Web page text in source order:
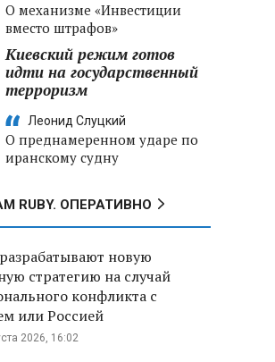
О механизме «Инвестиции
вместо штрафов»
Киевский режим готов
идти на государственный
терроризм
Леонид Слуцкий
О преднамеренном ударе по
иранскому судну
RUBY. ОПЕРАТИВНО
новую
стратегию на случай
конфликта с
или Россией
2026, 16:02